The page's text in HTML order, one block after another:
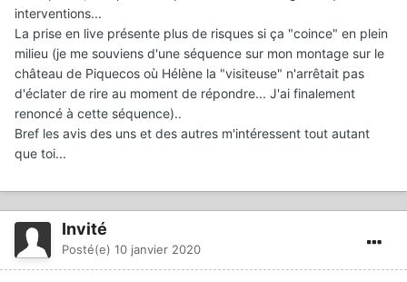
interventions...
La prise en live présente plus de risques si ça "coince" en plein
milieu (je me souviens d'une séquence sur mon montage sur le
château de Piquecos où Hélène la "visiteuse" n'arrêtait pas
d'éclater de rire au moment de répondre... J'ai finalement
renoncé à cette séquence)..
Bref les avis des uns et des autres m'intéressent tout autant
que toi...
Invité
Posté(e) 10 janvier 2020